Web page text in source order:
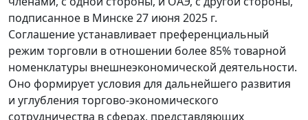
подписанное в Минске 27 июня 2025 г.
Соглашение устанавливает преференциальный
режим торговли в отношении более 85% товарной
номенклатуры внешнеэкономической деятельности.
Оно формирует условия для дальнейшего развития
и углубления торгово-экономического
сотрудничества в сферах, представляющих